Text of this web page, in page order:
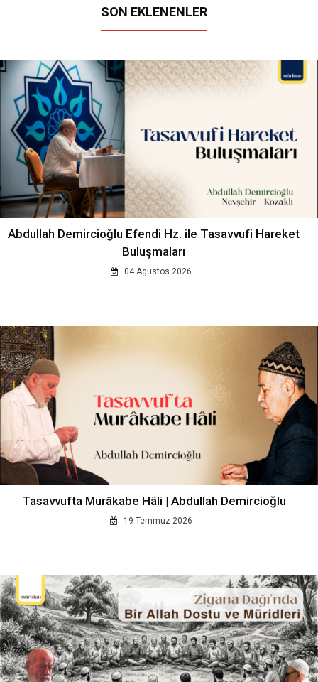
SON EKLENENLER
Abdullah Demircioğlu Efendi Hz. ile Tasavvufi Hareket
Buluşmaları
04 Agustos 2026
Tasavvufta Murâkabe Hâli | Abdullah Demircioğlu
19 Temmuz 2026